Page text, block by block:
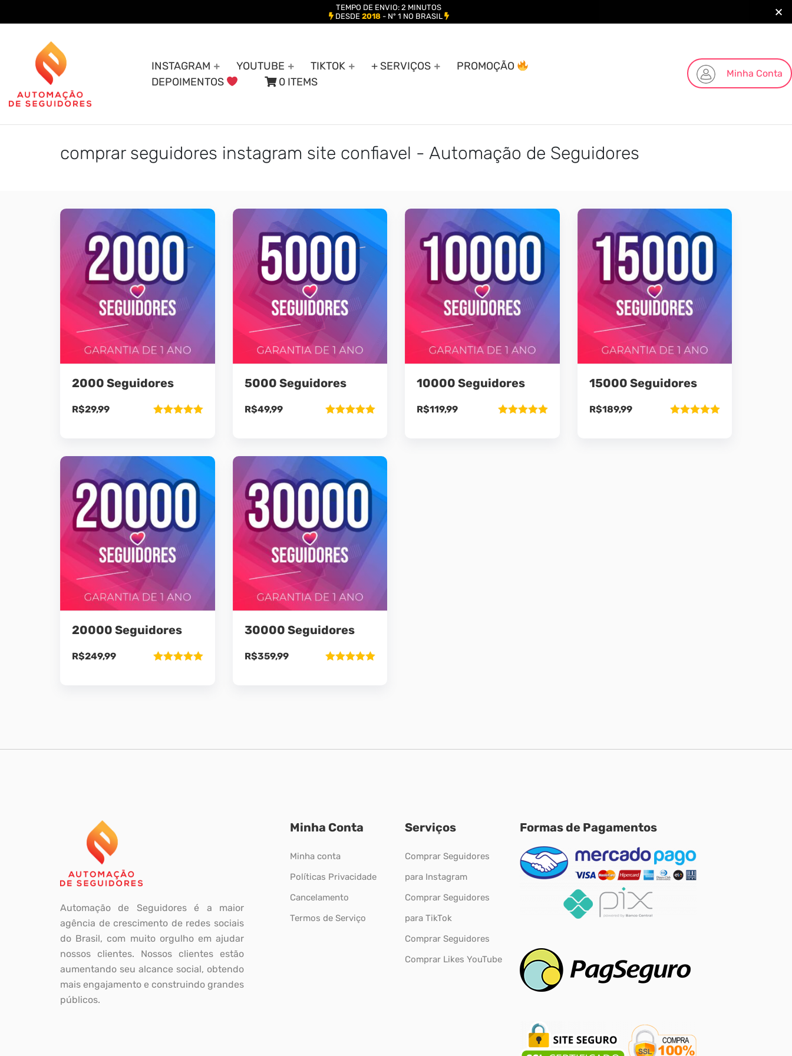
INSTAGRAM YOUTUBE TIKTOK + SERVIÇOS
PROMOÇÃO
DEPOIMENTOS
0 ITEMS
Minha Conta
comprar seguidores instagram site confiavel - Automação de Seguidores
2000 Seguidores
R$29,99
5000 Seguidores
R$49,99
10000 Seguidores
R$119,99
15000 Seguidores
R$189,99
20000 Seguidores
R$249,99
30000 Seguidores
R$359,99
Automação de Seguidores é a maior
agência de crescimento de redes sociais
do Brasil, com muito orgulho em ajudar
nossos clientes. Nossos clientes estão
aumentando seu alcance social, obtendo
mais engajamento e construindo grandes
públicos.
Minha Conta
Minha conta
Políticas Privacidade
Cancelamento
Termos de Serviço
Serviços
Comprar Seguidores
para Instagram
Comprar Seguidores
para TikTok
Comprar Seguidores
Comprar Likes YouTube
Formas de Pagamentos
TEMPO DE ENVIO: 2 MINUTOS
DESDE 2018- Nº 1 NO BRASIL